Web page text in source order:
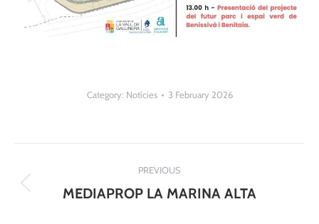
Category: Notícies 3 February 2026
navigation
PREVIOUS
Previous
MEDIAPROP LA MARINA ALTA